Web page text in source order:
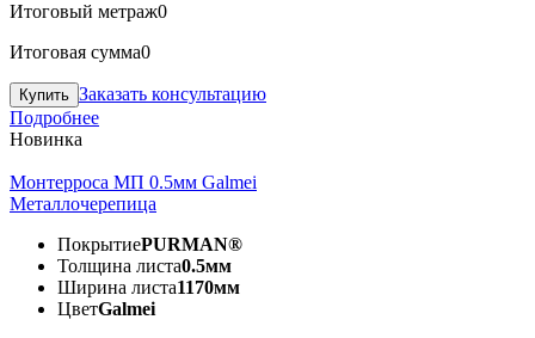
Итоговый метраж0
Итоговая сумма0
Заказать консультацию
Подробнее
Новинка
Монтерроса МП 0.5мм Galmei
Металлочерепица
ПокрытиеPURMAN®
Толщина листа0.5мм
Ширина листа1170мм
ЦветGalmei